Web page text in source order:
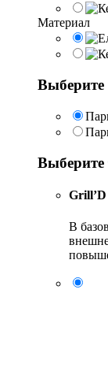
Материал
Выберите
Выберите
В